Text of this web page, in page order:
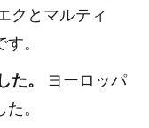
クとマルティ
。
。
ヨーロッパ
。